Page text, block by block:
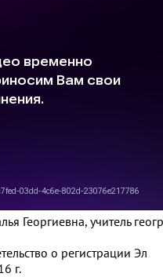
Георгиевна, учитель
о регистрации Эл
г.